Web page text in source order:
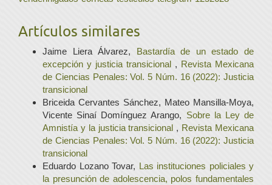
Artículos similares
Jaime Liera Álvarez,
Bastardía de un estado de
excepción y justicia transicional , Revista Mexicana
de Ciencias Penales: Vol. 5 Núm. 16 (2022): Justicia
transicional
Briceida Cervantes Sánchez, Mateo Mansilla-Moya,
Vicente Sinaí Domínguez Arango, Sobre la Ley de
Amnistía y la justicia transicional , Revista Mexicana
de Ciencias Penales: Vol. 5 Núm. 16 (2022): Justicia
transicional
Eduardo Lozano Tovar, Las instituciones policiales y
la presunción de adolescencia, polos fundamentales